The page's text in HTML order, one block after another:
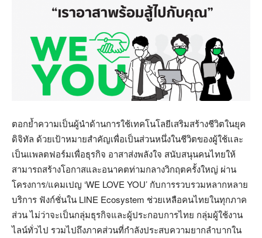
ตอกย้ำความเป็นผู้นำด้านการใช้เทคโนโลยีเสริมสร้างชีวิตในยุค
ดิจิทัล ด้วยเป้าหมายสำคัญเพื่อเป็นส่วนหนึ่งในชีวิตของผู้ใช้และ
เป็นแพลตฟอร์มเพื่อธุรกิจ อาสาส่งพลังใจ สนับสนุนคนไทยให้
สามารถสร้างโอกาสและอนาคตท่ามกลางวิกฤตครั้งใหญ่ ผ่าน
โครงการ/แคมเปญ ‘WE LOVE YOU’ กับการรวบรวมหลากหลาย
บริการ ฟังก์ชั่นใน LINE Ecosystem ช่วยเหลือคนไทยในทุกภาค
ส่วน ไม่ว่าจะเป็นกลุ่มธุรกิจและผู้ประกอบการไทย กลุ่มผู้ใช้งาน
ไลน์ทั่วไป รวมไปถึงภาคส่วนที่กำลังประสบความยากลำบากใน